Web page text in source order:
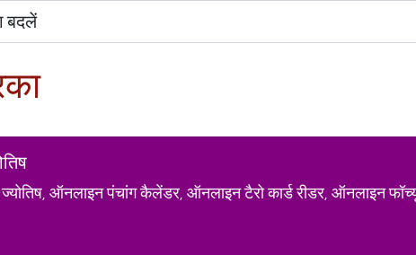
ऑनलाइन पंचांग कैलेंडर, ऑनलाइन टैरो कार्ड रीडर, ऑनलाइन